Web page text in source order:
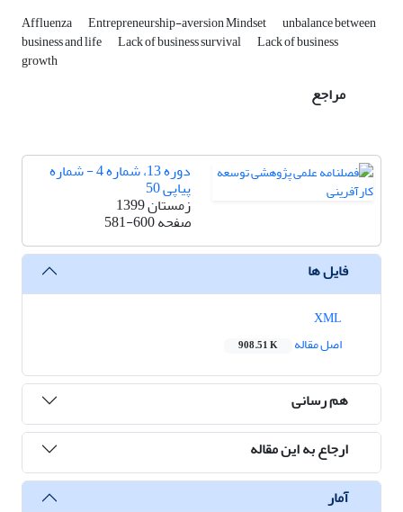
Affluenza Entrepreneurship-aversion Mindset unbalance between
business and life Lack of business survival Lack of business
growth
مراجع
دوره 13، شماره 4 - شماره
پیاپی 50
زمستان 1399
صفحه581-600
فایل ها
اصل مقاله
908.51 K
هم رسانی
ارجاع به این مقاله
آمار